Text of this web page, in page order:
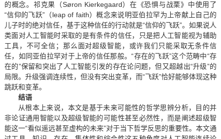
的概念。祁克果（Søron Kierkegaard）在《恐惧与战栗》中使用了
“信仰的飞跃”（leap of faith）概念来说明亚伯拉罕为上帝献上自己的
儿子时的绝对信任，基于这种信任的行动就是“信仰的飞跃”。如果说人
类面对人工智能时采取的是有条件的信任，只是把人工智能视为辅助
工具，不可全信；那么面对超级智能，或许我们只能采取无条件信
任，如同亚伯拉罕对于上帝的信任那般。“存在的飞跃”这个范畴中“存
在的”保留和突出了人工智能引发的存在论问题，但又超越出“升级”的
局限。升级强调连续性，但没有突出变革，而“飞跃”恰好能够体现这种
跳跃和变革。
结语
从根本上来说，本文是基于未来可能性的哲学思辨分析，目的并
非论证通用智能以及超级智能的可能性甚至必然性，而是阐述超级智
能这一“看似遥远甚至虚构的未来”对于当下哲学反思的重要性。本文通